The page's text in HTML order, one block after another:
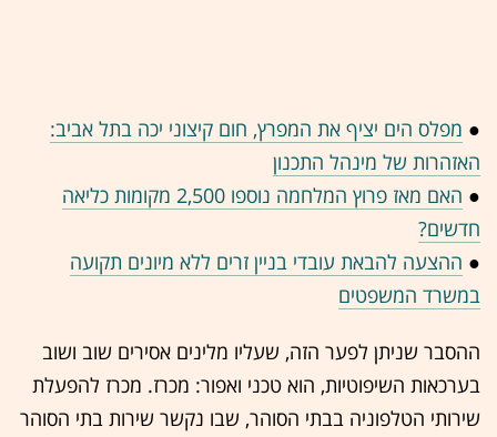
● מפלס הים יציף את המפרץ, חום קיצוני יכה בתל אביב:
האזהרות של מינהל התכנון
●
האם מאז פרוץ המלחמה נוספו 2,500 מקומות כליאה
חדשים?
● ההצעה להבאת עובדי בניין זרים ללא מיונים תקועה
במשרד המשפטים
ההסבר שניתן לפער הזה, שעליו מלינים אסירים שוב ושוב
בערכאות השיפוטיות, הוא טכני ואפור: מכרז. מכרז להפעלת
שירותי הטלפוניה בבתי הסוהר, שבו נקשר שירות בתי הסוהר